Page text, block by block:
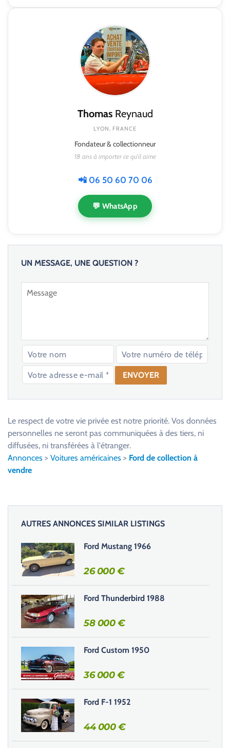
ThomasReynaud
LYON, FRANCE
Fondateur & collectionneur
18 ans à importer ce qu'il aime
📲 06 50 60 70 06
💬 WhatsApp
UN MESSAGE, UNE QUESTION ?
e
s
e
r
c
e
c
h
a
m
p
v
i
d
e
.
Le respect de votre vie privée est notre priorité. Vos données
personnelles ne seront pas communiquées à des tiers, ni
diffusées, ni transférées à l'étranger.
Annonces > Voitures américaines > Ford de collection à
vendre
AUTRES ANNONCES SIMILAR LISTINGS
Ford Mustang 1966
26 000€
Ford Thunderbird 1988
58 000€
Ford Custom 1950
36 000€
Ford F-1 1952
44 000€